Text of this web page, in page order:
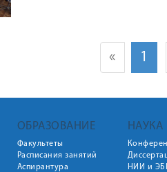
« 1
ОБРАЗОВАНИЕ
Факультеты
Расписания занятий
Аспирантура
НАУКА
НИИ и